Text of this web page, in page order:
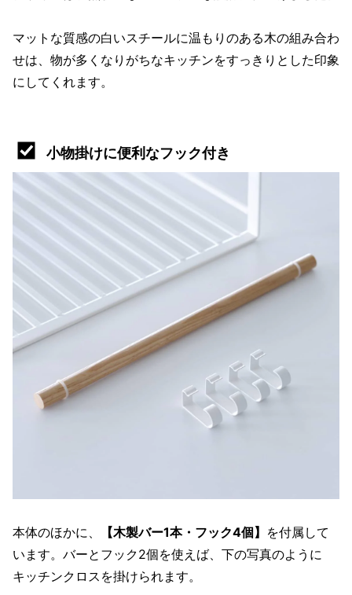
マットな質感の白いスチールに温もりのある木の組み合わ
せは、物が多くなりがちなキッチンをすっきりとした印象
にしてくれます。
小物掛けに便利なフック付き
本体のほかに、 【木製バー1本・フック4個】 を付属して
います。バーとフック2個を使えば、下の写真のように
キッチンクロスを掛けられます。